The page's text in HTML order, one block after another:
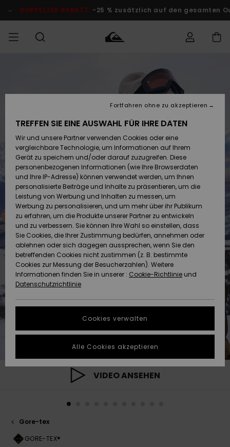
Produktinformation
DOPPELTER RABATT -25 % zusätzlich auf den gesamten
Accessoires
Schuhe&
Flip-Flops
Surf
Snow
Brandneu
Highlights
Accessoires
Schuhe&
Flip-Flops
Surf
Snow
Brandneu
Highlights
FRAUEN
Brandneu
Highlights
Snow
SURF
Kinder
Highlights
Community
SNOW
Snow Shop
Snow Shop
Kinder
Snow Shop
Damen
Highlights
Community
DOPPELTER
RABATT
KINDER
Outlet
Frauen
HILFE & KONTAKT
Retouren
Bezahlung
Geschenkkarte
Quiksilver
Freedom
Datenschutz
Starten Sie eine
um die
schnellste
Antwort auf Ihre
erhalten.
NACHHALTIGKEIT
SHOPS
QUIKSILVER APP
WUNSCHLISTE
VIDEO ANSEHEN
Gore-tex
GORE-TEX®
TREFFEN SIE EINE AUSWAHL FÜR IHRE DATEN
Wir und unsere Partner verwenden Cookies oder eine
vergleichbare Technologie, um Informationen auf Ihrem
Gerät zu speichern und/oder darauf zuzugreifen. Diese
personenbezogenen Informationen (wie Ihre Browserdaten
und Ihre IP-Adresse) können verwendet werden, um Ihnen
personalisierte Beiträge und Inhalte zu präsentieren, um die
Leistung von Werbung und Inhalten zu messen, um
Werbung zu personalisieren, und um mehr über ihr Publikum
zu erfahren, um die Produkte unserer Partner zu entwickeln
und zu verbessern. Sie können Ihre Wahl so einstellen, dass
Sie Cookies, die Ihrer Zustimmung bedürfen, annehmen oder
ablehnen oder sich dagegen aussprechen, wenn Sie den
betreffenden Cookies nicht zustimmen (z. B. bestimmte
Cookies zur Messung der Besucherzahlen). Weitere
Informationen finden Sie in unserer : Cookie-Richtlinie und
Datenschutzrichtlinie
Cookies verwalten
Fortfahren ohne zu akzeptieren
Alle Cookies akzeptieren